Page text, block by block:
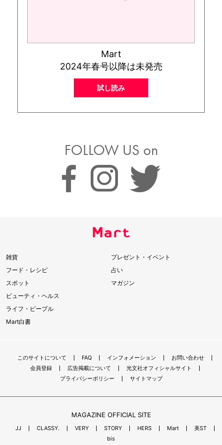
Mart
2024年春号以降は未発売
試し読み
FOLLOW US on
雑貨
フード・レシピ
スポット
ビューティ・ヘルス
ライフ・ピープル
Mart白書
プレゼント・イベント
占い
マガジン
このサイトについて FAQ インフォメーション
お問い合わせ
会員登録
広告掲載について
光文社オフィシャルサイト
プライバシーポリシー
サイトマップ
MAGAZINE OFFICIAL SITE
JJ CLASSY. VERY STORY HERS Mart
美ST
bis